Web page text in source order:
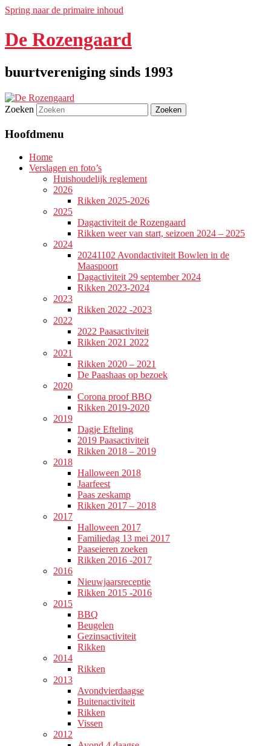
Spring naar de primaire inhoud
De Rozengaard
buurtvereniging sinds 1993
Zoeken
Hoofdmenu
Home
Verslagen en foto’s
Huishoudelijk reglement
2026
Rikken 2025-2026
2025
Dagactiviteit de Rozengaard
Rikken weer van start, seizoen 2024 – 2025
2024
20241102 Avondactiviteit Bowlen in de
Maaspoort
Dagactiviteit 29 september 2024
Rikken 2023-2024
2023
Rikken 2022 -2023
2022
2022 Paasactiviteit
Rikken 2021 2022
2021
Rikken 2020 – 2021
De Paashaas op bezoek
2020
Corona proof BBQ
Rikken 2019-2020
2019
Dagje Efteling
2019 Paasactiviteit
Rikken 2018 – 2019
2018
Halloween 2018
Jaarfeest
Paas zeskamp
Rikken 2017 – 2018
2017
Halloween 2017
Familiedag 13 mei 2017
Paaseieren zoeken
Rikken 2016 -2017
2016
Nieuwjaarsreceptie
Rikken 2015 -2016
2015
BBQ
Beugelen
Gezinsactiviteit
Rikken
2014
Rikken
2013
Avondvierdaagse
Buitenactiviteit
Rikken
Vissen
2012